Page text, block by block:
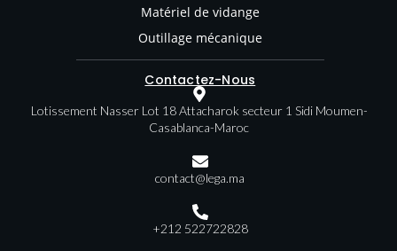
Matériel de vidange
Outillage mécanique
Contactez-Nous
Lotissement Nasser Lot 18 Attacharok secteur 1 Sidi Moumen-
Casablanca-Maroc
contact@lega.ma
+212 522722828